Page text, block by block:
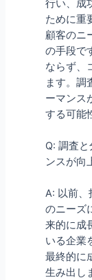
行い、成
ために重
顧客のニ
の手段で
ならず、
ます。調
ーマンス
する可能
Q: 調査
ンスが向
A: 以前、
のニーズ
来的に成
いる企業
最終的に
生み出し